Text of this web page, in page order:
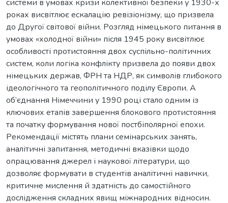
системи в умовах кризи колективної безпеки у 1930-х
роках висвітлює ескалацію ревізіонізму, що призвела
до Другої світової війни. Розгляд німецького питання в
умовах «холодної війни» після 1945 року висвітлює
особливості протистояння двох суспільно-політичних
систем, коли логіка конфлікту призвела до появи двох
німецьких держав, ФРН та НДР, як символів глибокого
ідеологічного та геополітичного поділу Європи. А
об’єднання Німеччини у 1990 році стало одним із
ключових етапів завершення блокового протистояння
та початку формування нової постбіполярної епохи.
Рекомендації містять плани семінарських занять,
аналітичні запитання, методичні вказівки щодо
опрацювання джерел і наукової літератури, що
дозволяє формувати в студентів аналітичні навички,
критичне мислення й здатність до самостійного
дослідження складних явищ міжнародних відносин.